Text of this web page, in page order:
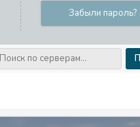
Забыли пароль?